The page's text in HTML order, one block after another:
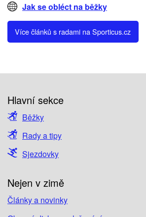
Jak se obléct na běžky
Více článků s radami na Sporticus.cz
Hlavní sekce
Běžky
Rady a tipy
Sjezdovky
Nejen v zimě
Články a novinky